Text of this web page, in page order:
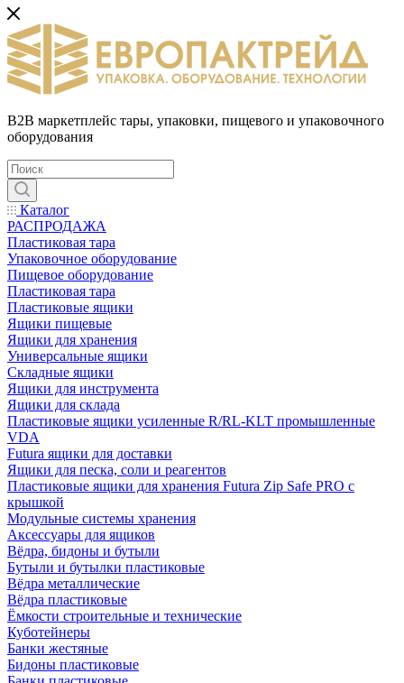
B2B маркетплейс тары, упаковки, пищевого и упаковочного
оборудования
Каталог
РАСПРОДАЖА
Пластиковая тара
Упаковочное оборудование
Пищевое оборудование
Пластиковая тара
Пластиковые ящики
Ящики пищевые
Ящики для хранения
Универсальные ящики
Складные ящики
Ящики для инструмента
Ящики для склада
Пластиковые ящики усиленные R/RL-KLT промышленные
VDA
Futura ящики для доставки
Ящики для песка, соли и реагентов
Пластиковые ящики для хранения Futura Zip Safe PRO с
крышкой
Модульные системы хранения
Аксессуары для ящиков
Вёдра, бидоны и бутыли
Бутыли и бутылки пластиковые
Вёдра металлические
Вёдра пластиковые
Ёмкости строительные и технические
Куботейнеры
Банки жестяные
Бидоны пластиковые